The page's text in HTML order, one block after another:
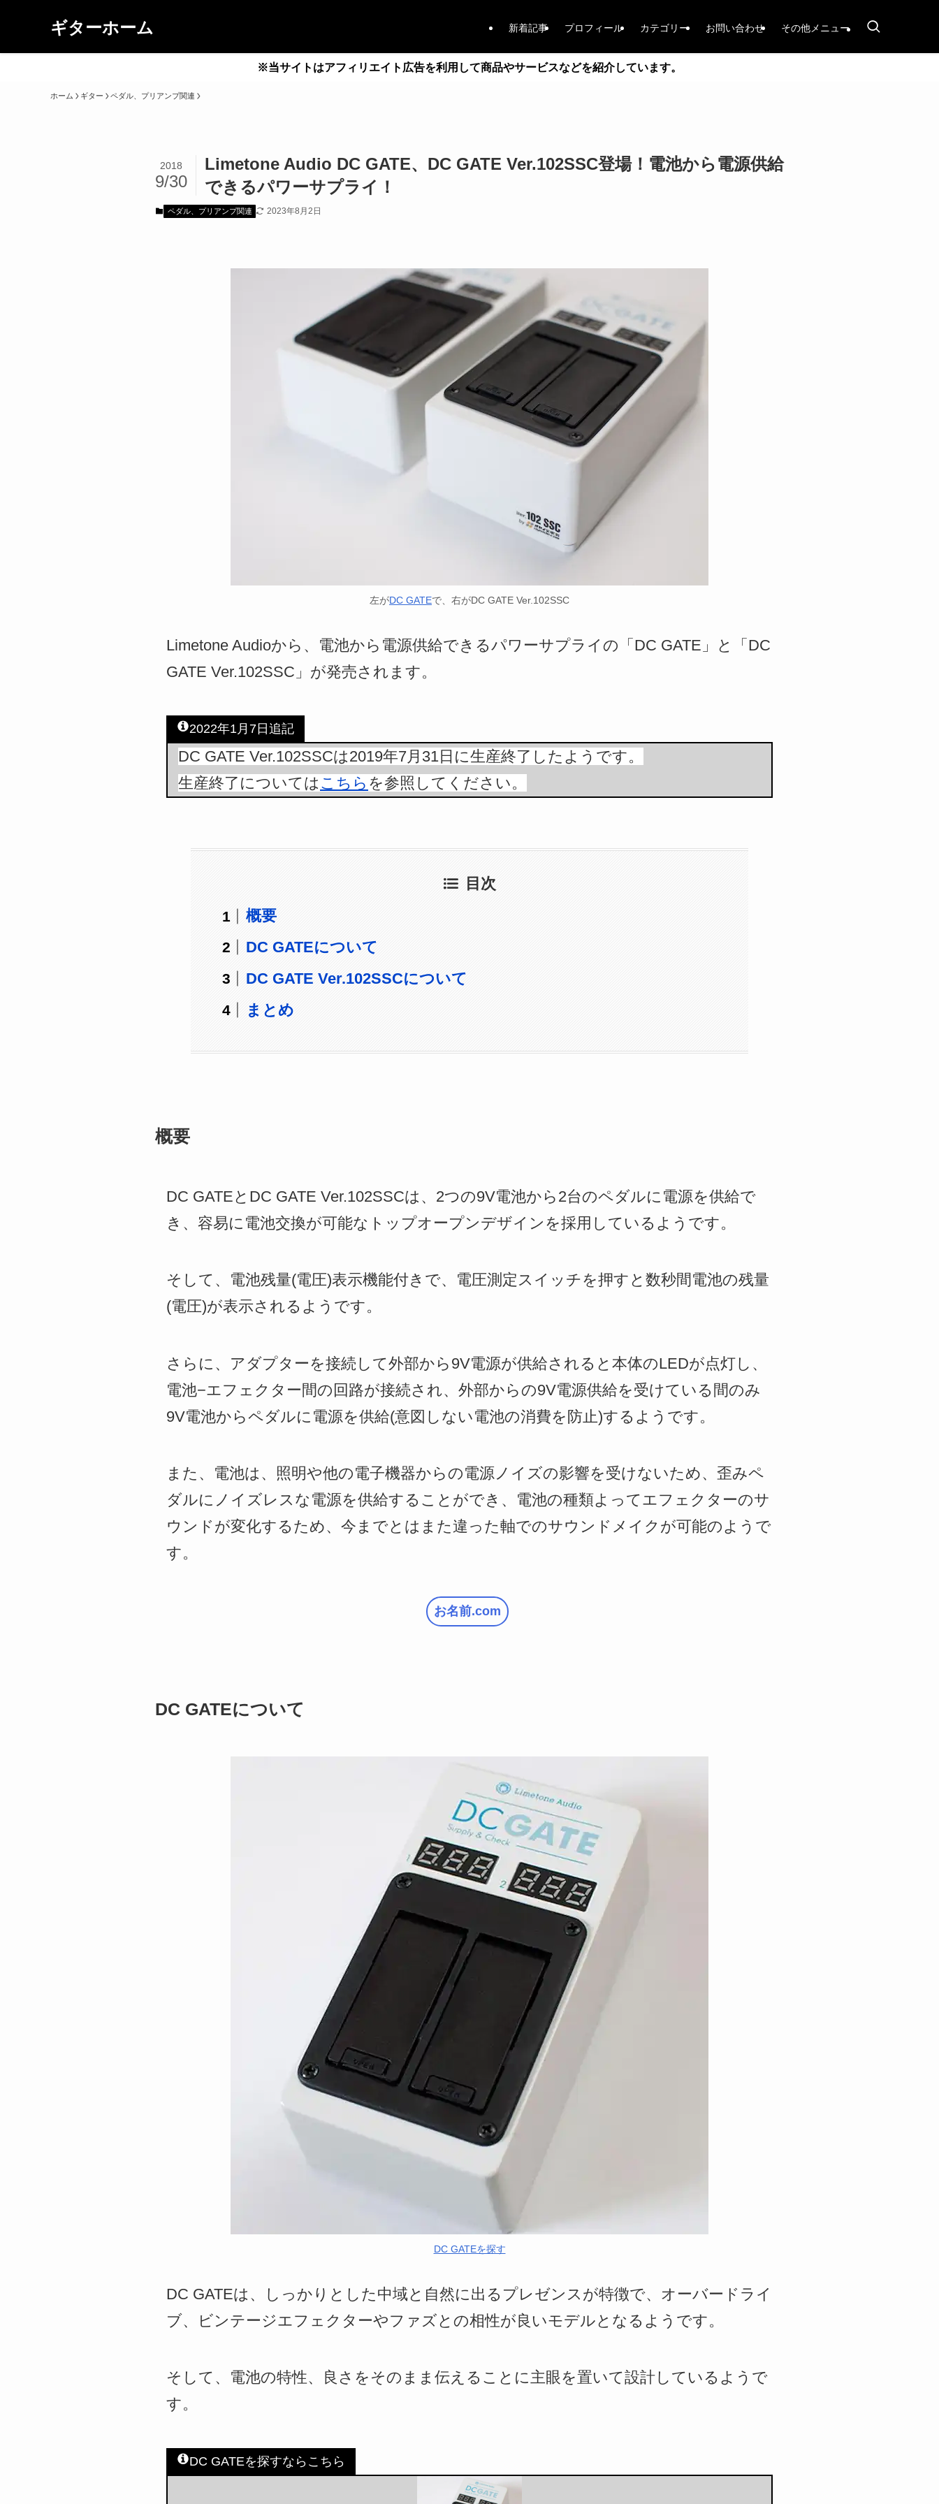
ギターホーム 新着記事 プロフィール カテゴリー お問い合わせ その他メニュー
※当サイトはアフィリエイト広告を利用して商品やサービスなどを紹介しています。
ホーム ギター ペダル、プリアンプ関連
Limetone Audio DC GATE、DC GATE Ver.102SSC登場！電池から電源供給
できるパワーサプライ！
2018
9/30
ペダル、プリアンプ関連 2023年8月2日
左がDC GATEで、右がDC GATE Ver.102SSC
Limetone Audioから、電池から電源供給できるパワーサプライの「DC GATE」と「DC
GATE Ver.102SSC」が発売されます。
2022年1月7日追記
DC GATE Ver.102SSCは2019年7月31日に生産終了したようです。
生産終了については こちら を参照してください。
目次
概要
DC GATEについて
DC GATE Ver.102SSCについて
まとめ
概要
DC GATEとDC GATE Ver.102SSCは、2つの9V電池から2台のペダルに電源を供給で
き、容易に電池交換が可能なトップオープンデザインを採用しているようです。
そして、電池残量(電圧)表示機能付きで、電圧測定スイッチを押すと数秒間電池の残量
(電圧)が表示されるようです。
さらに、アダプターを接続して外部から9V電源が供給されると本体のLEDが点灯し、
電池−エフェクター間の回路が接続され、外部からの9V電源供給を受けている間のみ
9V電池からペダルに電源を供給(意図しない電池の消費を防止)するようです。
また、電池は、照明や他の電子機器からの電源ノイズの影響を受けないため、歪みペ
ダルにノイズレスな電源を供給することができ、電池の種類よってエフェクターのサ
ウンドが変化するため、今までとはまた違った軸でのサウンドメイクが可能のようで
す。
お名前.com
DC GATEについて
DC GATEを探す
DC GATEは、しっかりとした中域と自然に出るプレゼンスが特徴で、オーバードライ
ブ、ビンテージエフェクターやファズとの相性が良いモデルとなるようです。
そして、電池の特性、良さをそのまま伝えることに主眼を置いて設計しているようで
す。
DC GATEを探すならこちら